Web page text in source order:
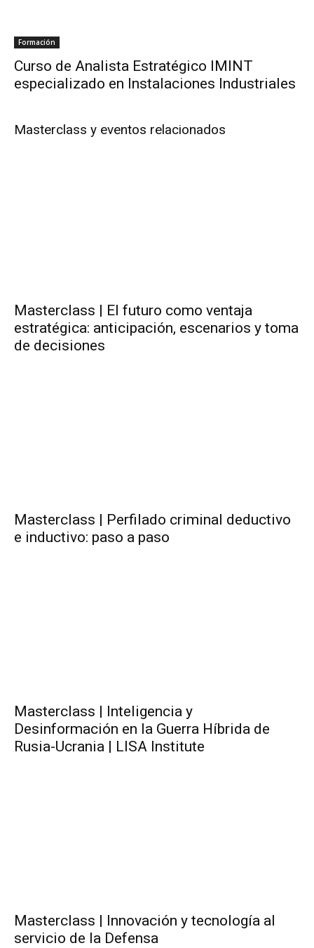
Formación
Curso de Analista Estratégico IMINT
especializado en Instalaciones Industriales
Masterclass y eventos relacionados
Masterclass | El futuro como ventaja
estratégica: anticipación, escenarios y toma
de decisiones
Masterclass | Perfilado criminal deductivo
e inductivo: paso a paso
Masterclass | Inteligencia y
Desinformación en la Guerra Híbrida de
Rusia-Ucrania | LISA Institute
Masterclass | Innovación y tecnología al
servicio de la Defensa